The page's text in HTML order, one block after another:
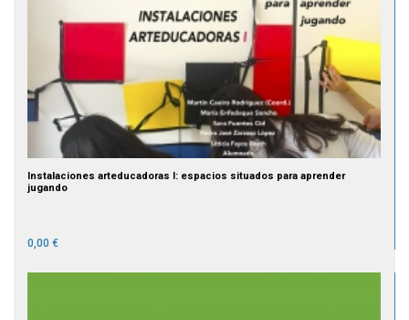
Instalaciones arteducadoras I: espacios situados para aprender
jugando
0,00 €